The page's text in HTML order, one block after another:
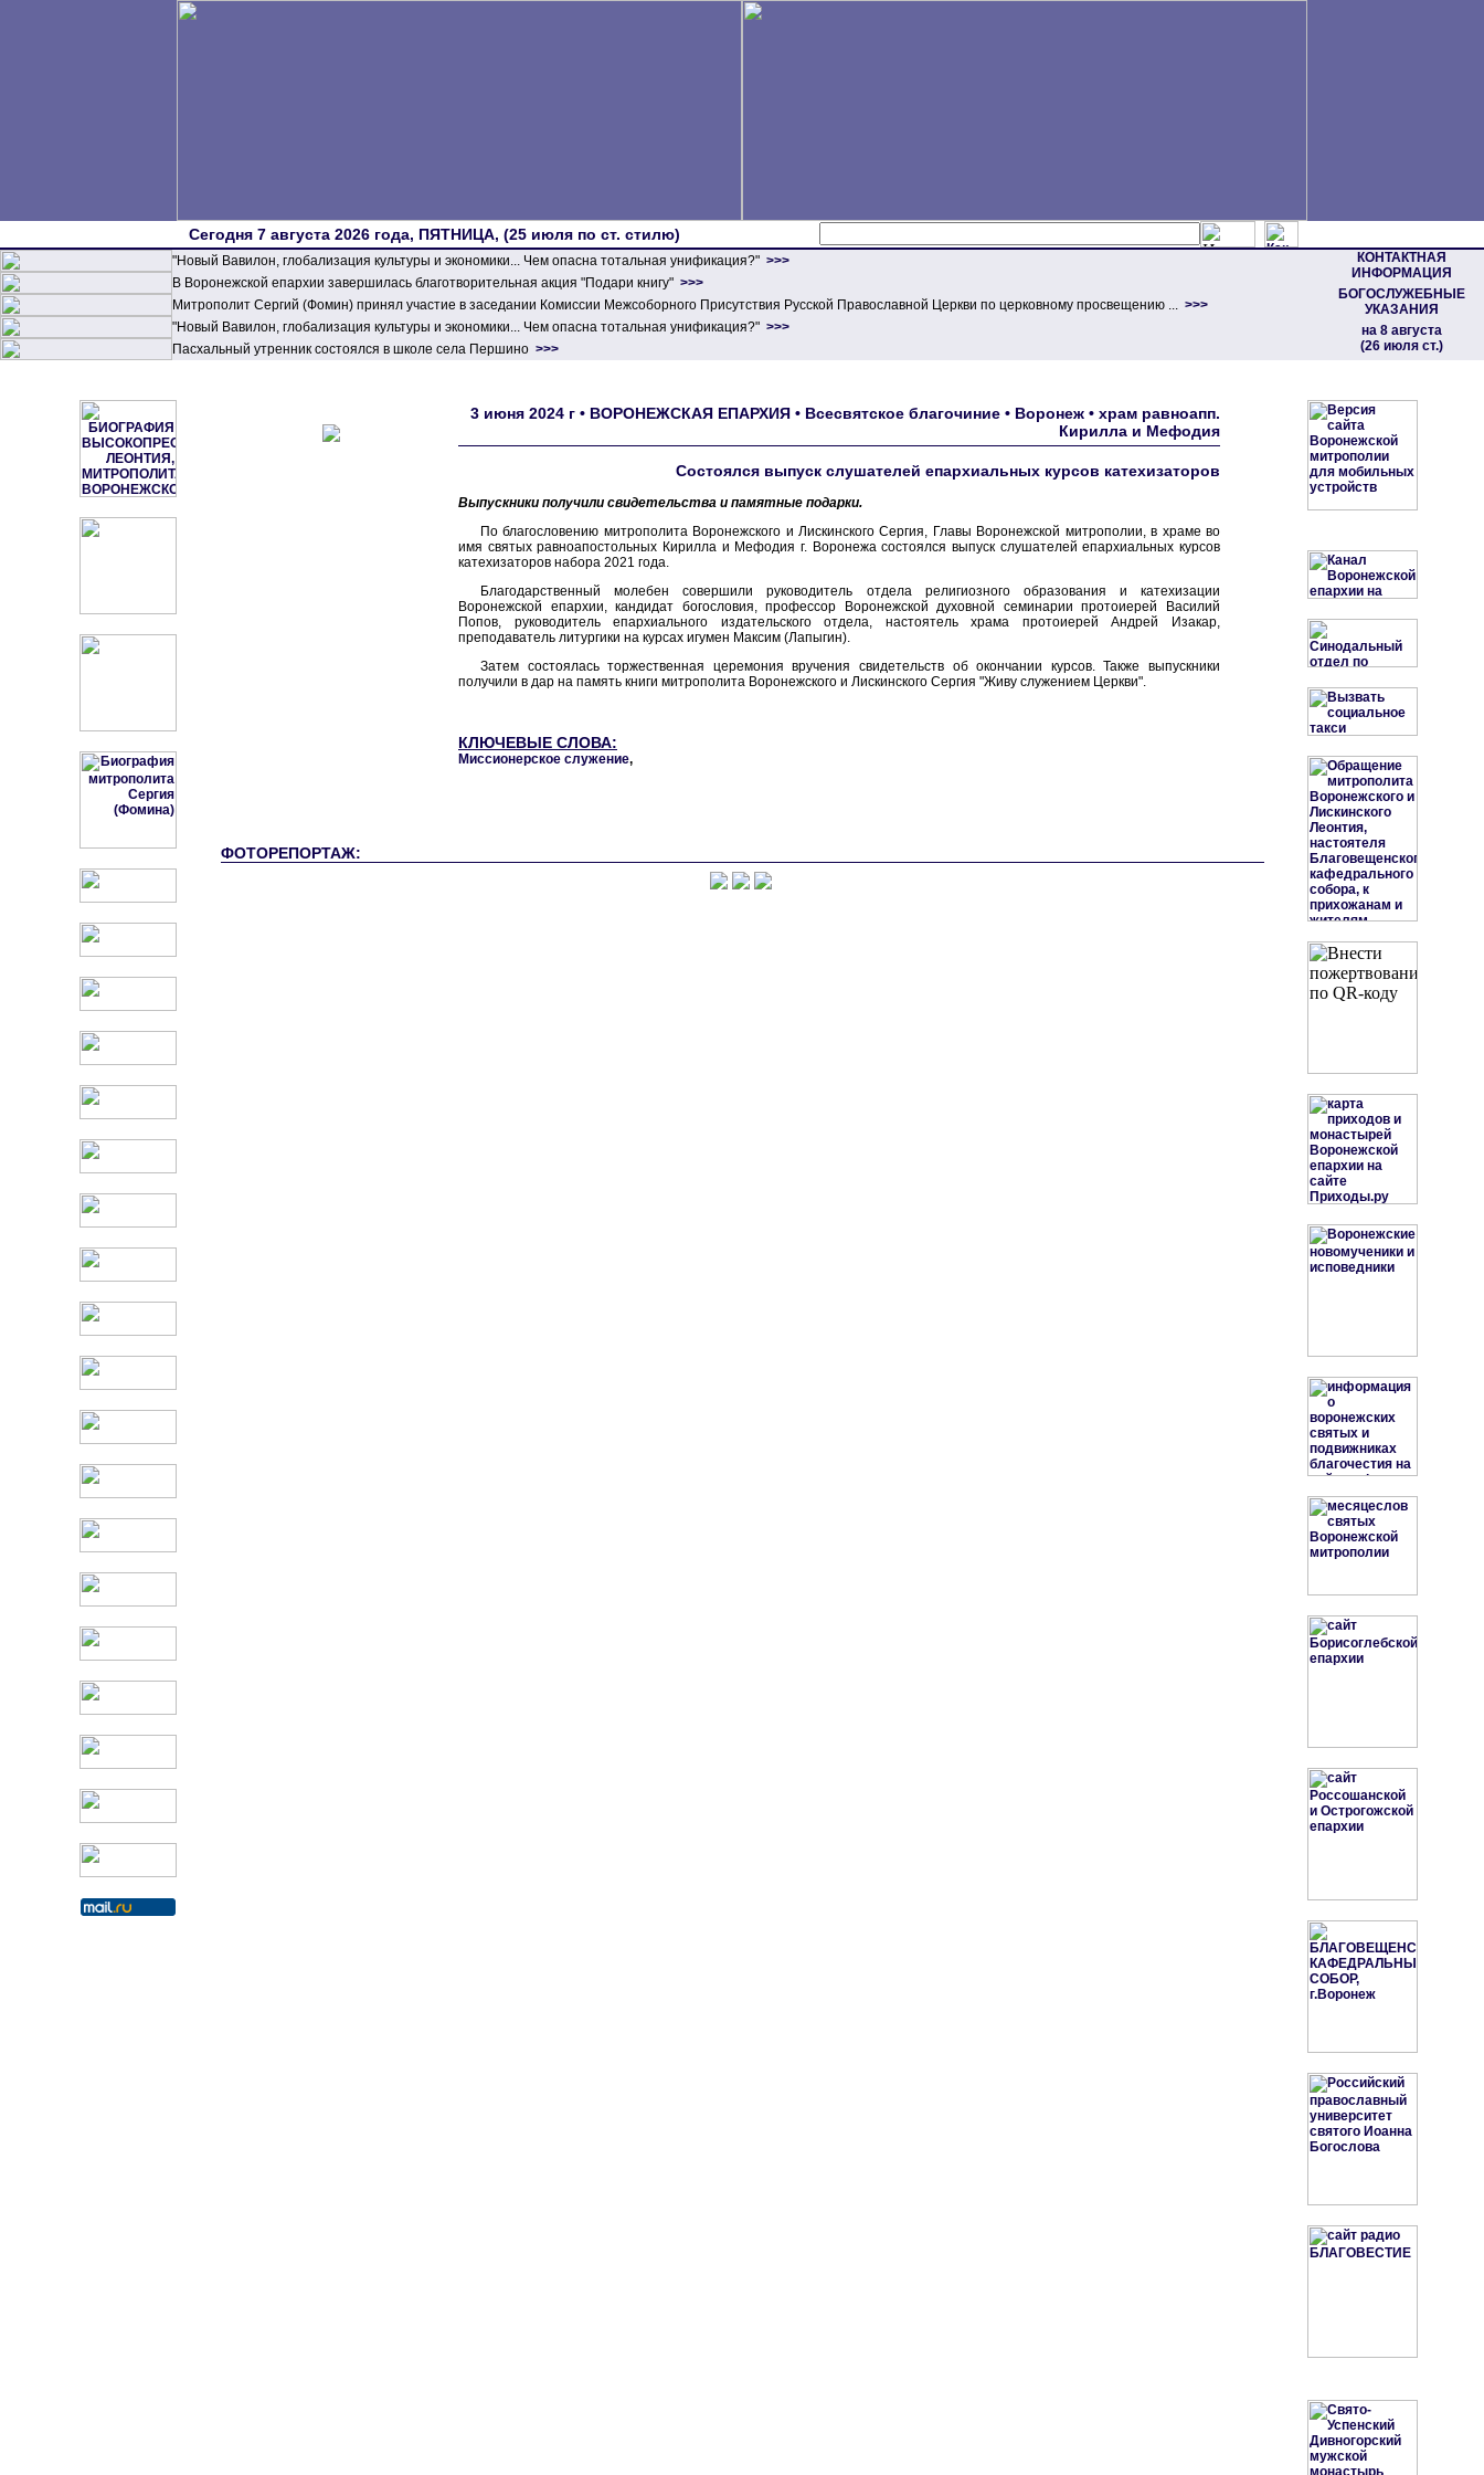
Сегодня 7 августа 2026 года, ПЯТНИЦА, (25 июля по ст. стилю)
"Новый Вавилон, глобализация культуры и экономики... Чем опасна тотальная унификация?" >>>
КОНТАКТНАЯ
ИНФОРМАЦИЯ
БОГОСЛУЖЕБНЫЕ
УКАЗАНИЯ
на 8 августа
(26 июля ст.)
В Воронежской епархии завершилась благотворительная акция "Подари книгу" >>>
Митрополит Сергий (Фомин) принял участие в заседании Комиссии Межсоборного Присутствия Русской Православной Церкви по церковному просвещению ... >>>
"Новый Вавилон, глобализация культуры и экономики... Чем опасна тотальная унификация?" >>>
Пасхальный утренник состоялся в школе села Першино >>>
3 июня 2024 г • ВОРОНЕЖСКАЯ ЕПАРХИЯ • Всесвятское благочиние • Воронеж • храм равноапп.
Кирилла и Мефодия
Состоялся выпуск слушателей епархиальных курсов катехизаторов
Выпускники получили свидетельства и памятные подарки.
По благословению митрополита Воронежского и Лискинского Сергия, Главы Воронежской митрополии, в храме во
имя святых равноапостольных Кирилла и Мефодия г. Воронежа состоялся выпуск слушателей епархиальных курсов
катехизаторов набора 2021 года.
Благодарственный молебен совершили руководитель отдела религиозного образования и катехизации
Воронежской епархии, кандидат богословия, профессор Воронежской духовной семинарии протоиерей Василий
Попов, руководитель епархиального издательского отдела, настоятель храма протоиерей Андрей Изакар,
преподаватель литургики на курсах игумен Максим (Лапыгин).
Затем состоялась торжественная церемония вручения свидетельств об окончании курсов. Также выпускники
получили в дар на память книги митрополита Воронежского и Лискинского Сергия "Живу служением Церкви".
КЛЮЧЕВЫЕ СЛОВА:
Миссионерское служение,
ФОТОРЕПОРТАЖ: